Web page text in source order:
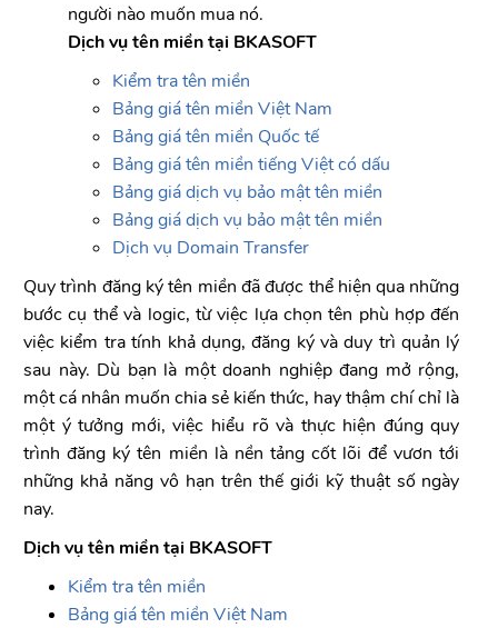
người nào muốn mua nó.
Dịch vụ tên miền tại BKASOFT
Kiểm tra tên miền
Bảng giá tên miền Việt Nam
Bảng giá tên miền Quốc tế
Bảng giá tên miền tiếng Việt có dấu
Bảng giá dịch vụ bảo mật tên miền
Bảng giá dịch vụ bảo mật tên miền
Dịch vụ Domain Transfer
Quy trình đăng ký tên miền đã được thể hiện qua những
bước cụ thể và logic, từ việc lựa chọn tên phù hợp đến
việc kiểm tra tính khả dụng, đăng ký và duy trì quản lý
sau này. Dù bạn là một doanh nghiệp đang mở rộng,
một cá nhân muốn chia sẻ kiến thức, hay thậm chí chỉ là
một ý tưởng mới, việc hiểu rõ và thực hiện đúng quy
trình đăng ký tên miền là nền tảng cốt lõi để vươn tới
những khả năng vô hạn trên thế giới kỹ thuật số ngày
nay.
Dịch vụ tên miền tại BKASOFT
Kiểm tra tên miền
Bảng giá tên miền Việt Nam